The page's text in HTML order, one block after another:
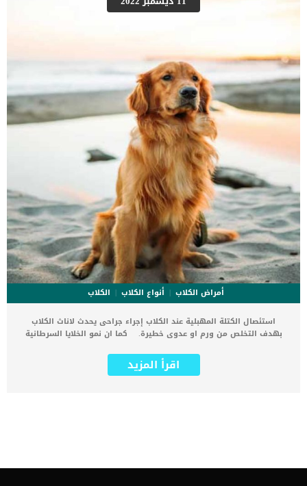
عند القطة.يتم استخدام المقص الجراحي لازالة الدهون وعمل الشق فى
عن رباط البطن.كما يقوم بتنظيف وتعقيم مكان الشق الجراحى بشكل
مستمر حتى يتجنب حدوث العدوى.يتم خياطة الشق […]
أمراض الكلاب أنواع الكلاب
الكلاب
استئصال الكتلة المهبلية عند الكلاب إجراء جراحى يحدث لاناث الكلاب
بهدف التخلص من ورم او عدوى خطيرة. كما ان نمو الخلايا السرطانية
هذه الكتل في الحجم والملمس ويمكن أن تكون بيضاء أو سمراء أو رمادية
اللون. اقرأ ايضا: صديد الرحم عند الكلاب “البيومترا” كما يمكن أن تكون
المبيض والرحم لعلاج هذه الكتلة المهبلية عند الكلب. التعقيم فى هذه
اقرأ المزيد